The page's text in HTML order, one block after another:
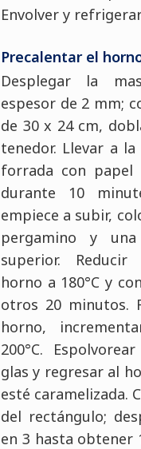
Envolver y
Precalentar el
Desplegar la
espesor de 2 mm;
de 30 x 24 cm,
tenedor. Llevar a
forrada con papel
durante 10
empiece a subir,
pergamino y
superior.
horno a 180°C y
otros 20 minutos.
horno,
200°C.
glas y regresar al
esté caramelizada.
del rectángulo;
en 3 hasta obtener